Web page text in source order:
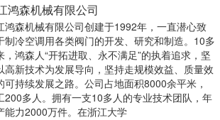
鸿森机械有限公司
鸿森机械有限公司创建于1992年，一直潜心致
制冷空调用各类阀门的开发、研究和制造。10多
，鸿森人“开拓进取、永不满足”的执着追求，坚
高新技术为发展导向，坚持走规模效益、质量效
可持续发展之路。公司占地面积8000余平米，
200多人。拥有一支10多人的专业技术团队，年
能力2000万件。在浙江大学